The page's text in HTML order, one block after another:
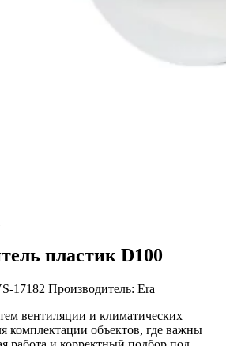
пластик D100
17182 Производитель: Era
вентиляции и климатических
комплектации объектов, где важны